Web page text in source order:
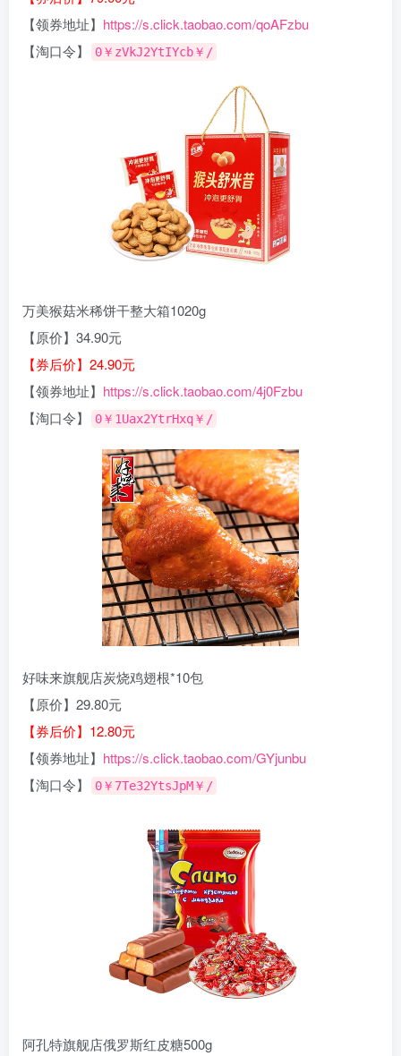
【领券地址】 https://s.click.taobao.com/qoAFzbu
【淘口令】
0￥zVkJ2YtIYcb￥/
万美猴菇米稀饼干整大箱1020g
【原价】34.90元
【券后价】24.90元
【领券地址】 https://s.click.taobao.com/4j0Fzbu
【淘口令】
0￥1Uax2YtrHxq￥/
好味来旗舰店炭烧鸡翅根*10包
【原价】29.80元
【券后价】12.80元
【领券地址】 https://s.click.taobao.com/GYjunbu
【淘口令】
0￥7Te32YtsJpM￥/
阿孔特旗舰店俄罗斯红皮糖500g